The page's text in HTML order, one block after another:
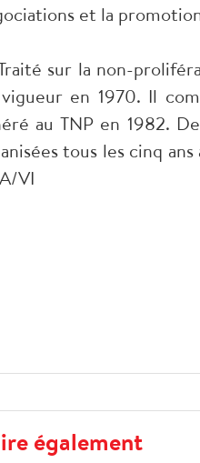
et la
sur la non-
en 1970. Il
au TNP en 1982.
tous les cinq
VI
également